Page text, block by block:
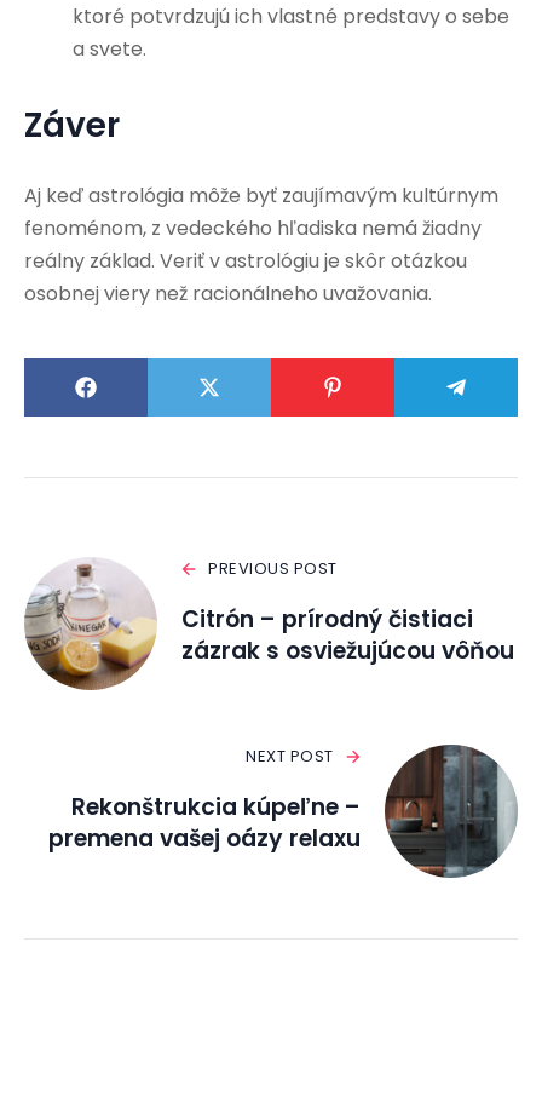
ktoré potvrdzujú ich vlastné predstavy o sebe
a svete.
Záver
Aj keď astrológia môže byť zaujímavým kultúrnym
fenoménom, z vedeckého hľadiska nemá žiadny
reálny základ. Veriť v astrológiu je skôr otázkou
osobnej viery než racionálneho uvažovania.
PREVIOUS POST
Citrón – prírodný čistiaci
zázrak s osviežujúcou vôňou
NEXT POST
Rekonštrukcia kúpeľne –
premena vašej oázy relaxu